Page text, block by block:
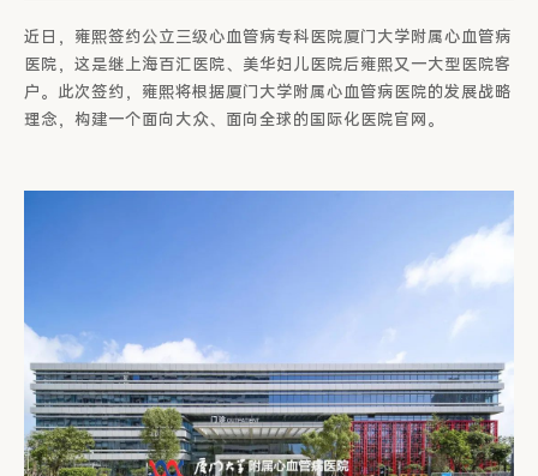
近日，雍熙签约公立三级心血管病专科医院厦门大学附属心血管病
医院，这是继上海百汇医院、美华妇儿医院后雍熙又一大型医院客
户。此次签约，雍熙将根据厦门大学附属心血管病医院的发展战略
理念，构建一个面向大众、面向全球的国际化医院官网。